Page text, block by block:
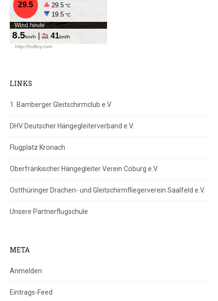
LINKS
1. Bamberger Gleitschirmclub e.V
DHV Deutscher Hängegleiterverband e.V.
Flugplatz Kronach
Oberfränkischer Hängegleiter Verein Coburg e.V
Ostthüringer Drachen- und Gleitschirmfliegerverein Saalfeld e.V.
Unsere Partnerflugschule
META
Anmelden
Eintrags-Feed